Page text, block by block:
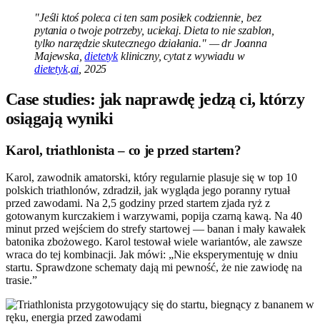
"Jeśli ktoś poleca ci ten sam posiłek codziennie, bez
pytania o twoje potrzeby, uciekaj. Dieta to nie szablon,
tylko narzędzie skutecznego działania." — dr Joanna
Majewska,dietetykkliniczny, cytat z wywiadu w
dietetyk.ai , 2025
Case studies: jak naprawdę jedzą ci, którzy
osiągają wyniki
Karol, triathlonista – co je przed startem?
Karol, zawodnik amatorski, który regularnie plasuje się w top 10
polskich triathlonów, zdradził, jak wygląda jego poranny rytuał
przed zawodami. Na 2,5 godziny przed startem zjada ryż z
gotowanym kurczakiem i warzywami, popija czarną kawą. Na 40
minut przed wejściem do strefy startowej — banan i mały kawałek
batonika zbożowego. Karol testował wiele wariantów, ale zawsze
wraca do tej kombinacji. Jak mówi: „Nie eksperymentuję w dniu
startu. Sprawdzone schematy dają mi pewność, że nie zawiodę na
trasie.”